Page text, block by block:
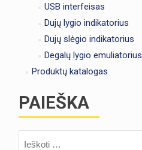
USB interfeisas
Dujų lygio indikatorius
Dujų slėgio indikatorius
Degalų lygio emuliatorius
Produktų katalogas
PAIEŠKA